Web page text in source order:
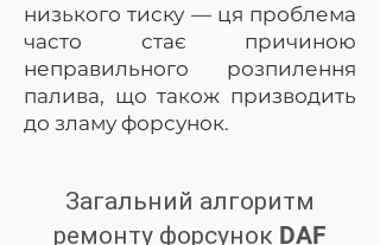
низького тиску — ця проблема
часто стає причиною
неправильного розпилення
палива, що також призводить
до зламу форсунок.
Загальний алгоритм
ремонту форсунок DAF